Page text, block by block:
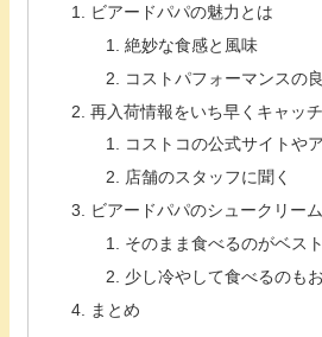
ビアードパパの魅力とは
絶妙な食感と風味
コストパフォーマンスの
再入荷情報をいち早くキャッ
コストコの公式サイトや
店舗のスタッフに聞く
ビアードパパのシュークリー
そのまま食べるのがベスト
少し冷やして食べるのも
まとめ